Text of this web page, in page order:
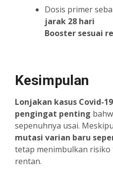
Dosis primer
jarak 28 hari
Booster sesuai
Kesimpulan
Lonjakan kasus Covid-
pengingat penting
sepenuhnya usai.
mutasi varian baru
tetap menimbulkan
rentan.